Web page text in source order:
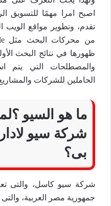
اصبح امرا مهمًا للتسويق
تقدم، وتطوير مواقع الويب
ظهورها في نتائج البحث
والمصطلحات التي يتم
الحاملين للشركات
ما هو السيو
شركة سيو
بى؟
شركة سيو كاسل، والتى
جمهورية مصر العربية،